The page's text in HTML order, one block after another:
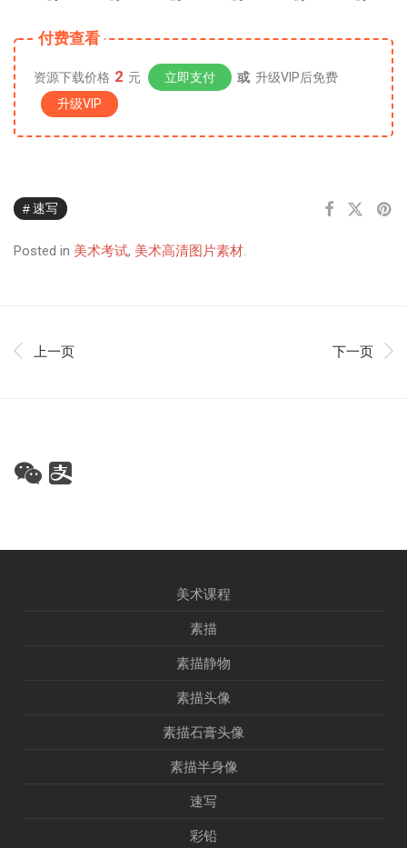
付费查看
资源下载价格 2 元 立即支付 或 升级VIP后免费
升级VIP
速写
Posted in 美术考试, 美术高清图片素材.
上一页 下一页
美术课程
素描
素描静物
素描头像
素描石膏头像
素描半身像
速写
彩铅